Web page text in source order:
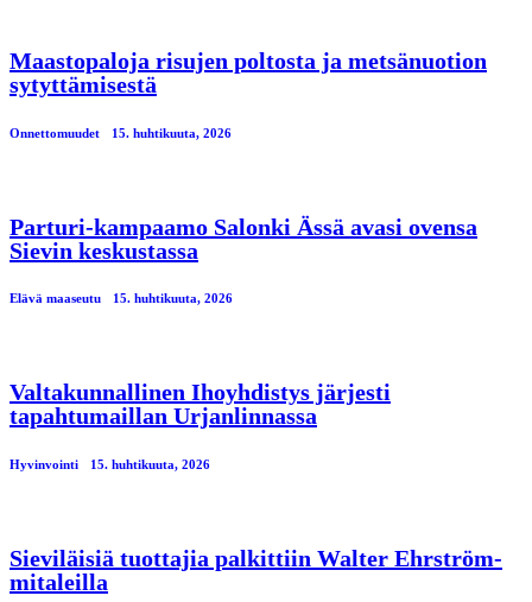
Maastopaloja risujen poltosta ja metsänuotion
sytyttämisestä
Onnettomuudet 15. huhtikuuta, 2026
Parturi-kampaamo Salonki Ässä avasi ovensa
Sievin keskustassa
Elävä maaseutu 15. huhtikuuta, 2026
Valtakunnallinen Ihoyhdistys järjesti
tapahtumaillan Urjanlinnassa
Hyvinvointi 15. huhtikuuta, 2026
Sieviläisiä tuottajia palkittiin Walter Ehrström-
mitaleilla